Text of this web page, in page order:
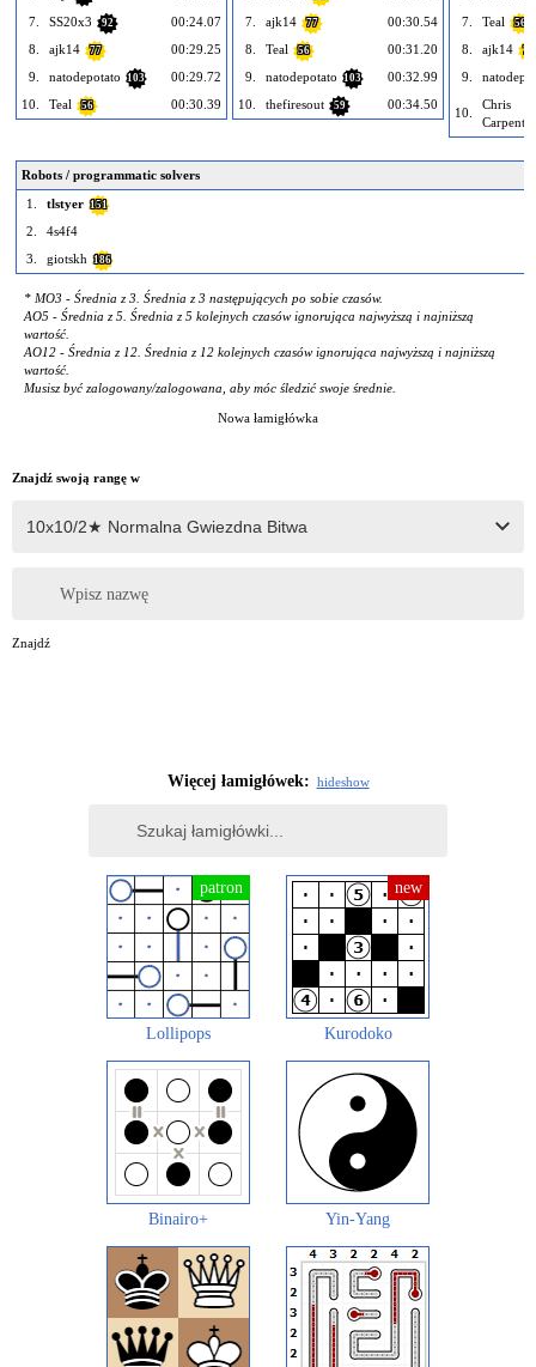
7.
SS20x3 92
00:24.07
8.
ajk14 77
00:29.25
9.
natodepotato 103
00:29.72
10.
Teal 56 00:30.39
7.
ajk14 77
00:30.54
8.
Teal 56
00:31.20
9.
natodepotato 103
00:32.99
10.
thefiresout 59 00:34.50
7. Teal 56
8. ajk14 77
9.
10.
Chris
Carpenter
Robots / programmatic solvers
1.
tlstyer 151
2.
4s4f4
3.
giotskh 186
* MO3 - Średnia z 3. Średnia z 3 następujących po sobie czasów.
AO5 - Średnia z 5. Średnia z 5 kolejnych czasów ignorująca najwyższą i najniższą
wartość.
AO12 - Średnia z 12. Średnia z 12 kolejnych czasów ignorująca najwyższą i najniższą
wartość.
Musisz być zalogowany/zalogowana, aby móc śledzić swoje średnie.
Nowa łamigłówka
Znajdź swoją rangę w
Wpisz nazwę
Znajdź
Więcej łamigłówek: hideshow
Lollipops Kurodoko
Binairo+ Yin-Yang